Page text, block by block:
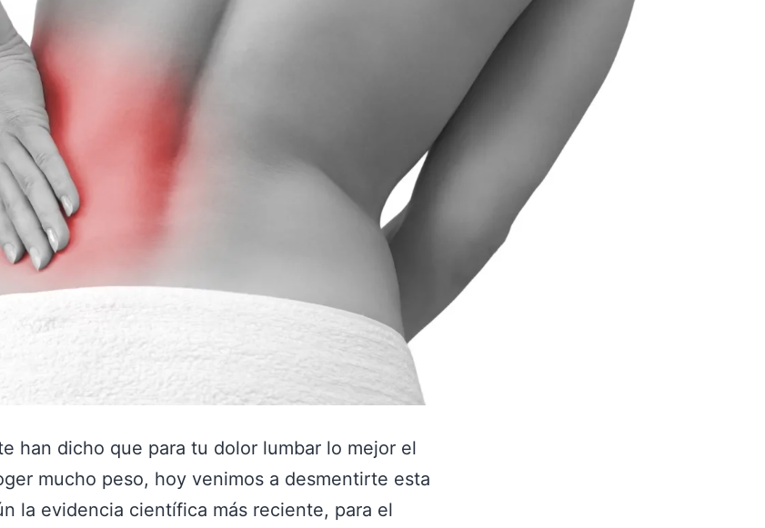
han dicho que para tu dolor lumbar lo mejor el
mucho peso, hoy venimos a desmentirte esta
la evidencia científica más reciente, para el